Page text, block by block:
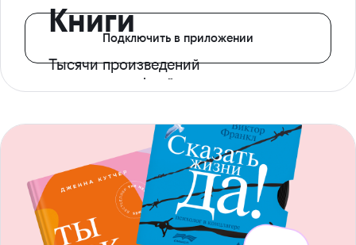
Книги
Тысячи произведений
с доступом офлайн
Подключить в приложении